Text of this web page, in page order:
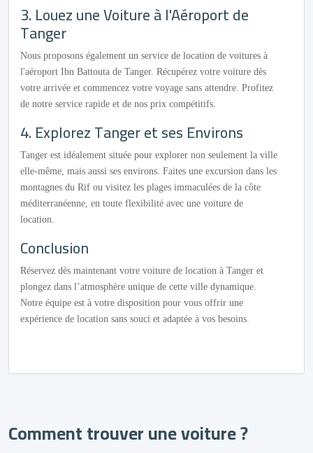
3. Louez une Voiture à l'Aéroport de
Tanger
Nous proposons également un service de location de voitures à
l'aéroport Ibn Battouta de Tanger. Récupérez votre voiture dès
votre arrivée et commencez votre voyage sans attendre. Profitez
de notre service rapide et de nos prix compétitifs.
4. Explorez Tanger et ses Environs
Tanger est idéalement située pour explorer non seulement la ville
elle-même, mais aussi ses environs. Faites une excursion dans les
montagnes du Rif ou visitez les plages immaculées de la côte
méditerranéenne, en toute flexibilité avec une voiture de
location.
Conclusion
Réservez dès maintenant votre voiture de location à Tanger et
plongez dans l’atmosphère unique de cette ville dynamique.
Notre équipe est à votre disposition pour vous offrir une
expérience de location sans souci et adaptée à vos besoins.
Comment trouver une voiture ?